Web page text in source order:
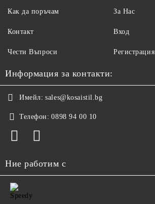
Как да поръчам
Контакт
Чести Въпроси
За Нас
Вход
Регистрация
Информация за контакти:
Имейл: sales@kosaistil.bg
Телефон: 0898 94 00 10
Ние работим с